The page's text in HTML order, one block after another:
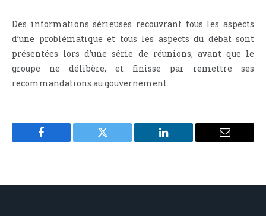
Des informations sérieuses recouvrant tous les aspects
d’une problématique et tous les aspects du débat sont
présentées lors d’une série de réunions, avant que le
groupe ne délibère, et finisse par remettre ses
recommandations au gouvernement.
Facebook Twitter LinkedIn Email